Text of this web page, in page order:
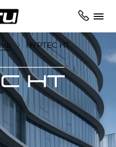
HYPTEC HT